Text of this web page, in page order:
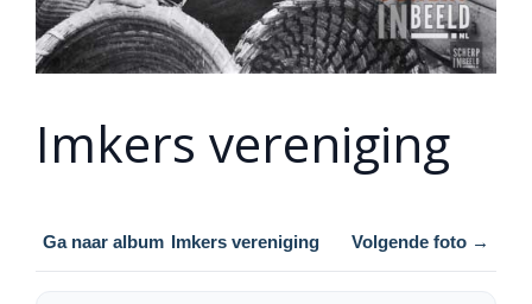
Imkers vereniging
Ga naar album Imkers vereniging Volgende foto →